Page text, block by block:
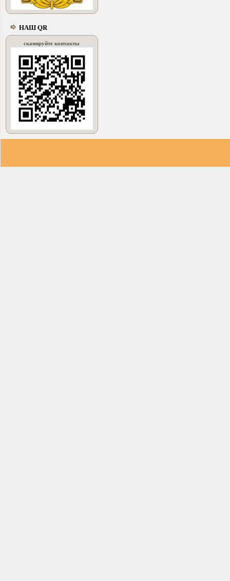
НАШ QR
сканируйте контакты